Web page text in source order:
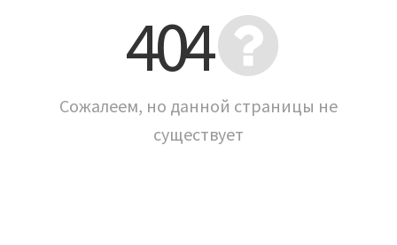
404
Сожалеем, но данной страницы не
существует